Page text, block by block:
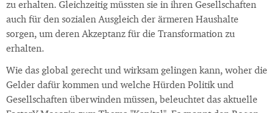
zu erhalten. Gleichzeitig müssten sie in ihren Gesellschaften
auch für den sozialen Ausgleich der ärmeren Haushalte
sorgen, um deren Akzeptanz für die Transformation zu
erhalten.
Wie das global gerecht und wirksam gelingen kann, woher die
Gelder dafür kommen und welche Hürden Politik und
Gesellschaften überwinden müssen, beleuchtet das aktuelle